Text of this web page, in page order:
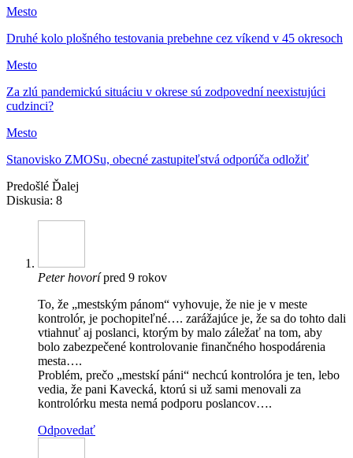
Mesto
Druhé kolo plošného testovania prebehne cez víkend v 45 okresoch
Mesto
Za zlú pandemickú situáciu v okrese sú zodpovední neexistujúci
cudzinci?
Mesto
Stanovisko ZMOSu, obecné zastupiteľstvá odporúča odložiť
Predošlé Ďalej
Diskusia: 8
Peterhovorí pred 9 rokov
To, že „mestským pánom“ vyhovuje, že nie je v meste
kontrolór, je pochopiteľné…. zarážajúce je, že sa do tohto dali
vtiahnuť aj poslanci, ktorým by malo záležať na tom, aby
bolo zabezpečené kontrolovanie finančného hospodárenia
mesta….
Problém, prečo „mestskí páni“ nechcú kontrolóra je ten, lebo
vedia, že pani Kavecká, ktorú si už sami menovali za
kontrolórku mesta nemá podporu poslancov….
Odpovedať